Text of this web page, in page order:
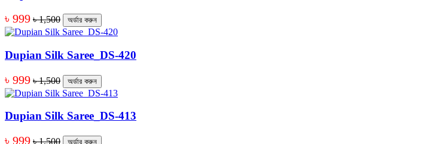
৳ 999 ৳ 1,500 অর্ডার করুন
Dupian Silk Saree_DS-420
৳ 999 ৳ 1,500 অর্ডার করুন
Dupian Silk Saree_DS-413
৳ 999 ৳ 1,500 অর্ডার করুন